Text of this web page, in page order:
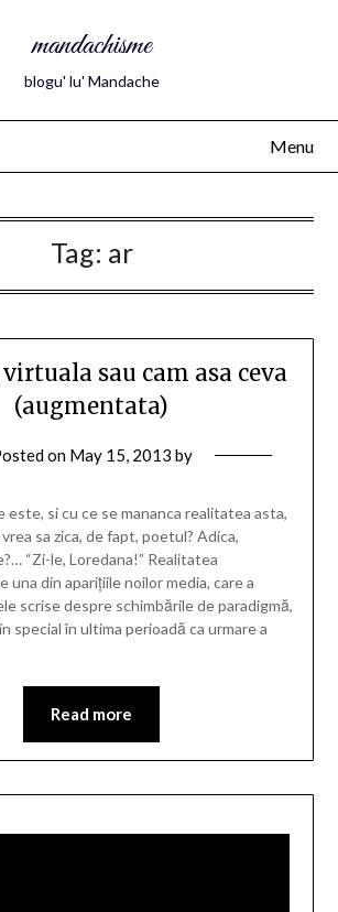
mandachisme
blogu' lu' Mandache
Menu
Tag: ar
sau cam asa ceva
(augmentata)
on May 15, 2013 by
este, si cu ce se mananca realitatea asta,
sa zica, de fapt, poetul? Adica,
“Zi-le, Loredana!” Realitatea
una din aparițiile noilor media, care a
scrise despre schimbările de paradigmă,
special în ultima perioadă ca urmare a
Read more